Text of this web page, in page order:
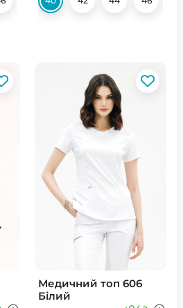
Медичний топ 606
Білий